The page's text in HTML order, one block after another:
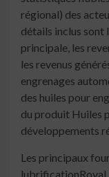
régional) des
détails inclus sont
principale, les
les revenus
engrenages
des huiles pour
du produit Huiles
développements
Les principaux
lubrificationRoyal